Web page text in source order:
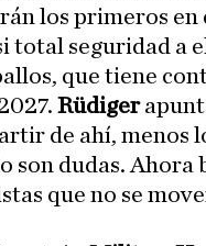
los primeros en
total seguridad a
que tiene
Rüdiger
de ahí, menos
son dudas. Ahora
que no se